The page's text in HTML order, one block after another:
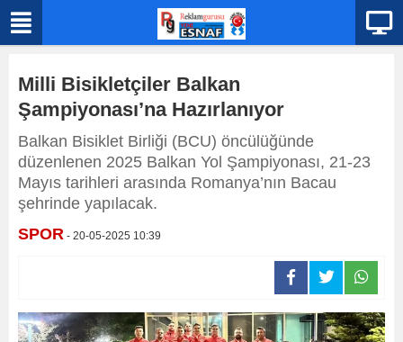
Milli Bisikletçiler Balkan
Şampiyonası’na Hazırlanıyor
Balkan Bisiklet Birliği (BCU) öncülüğünde
düzenlenen 2025 Balkan Yol Şampiyonası, 21-23
Mayıs tarihleri arasında Romanya’nın Bacau
şehrinde yapılacak.
SPOR - 20-05-2025 10:39